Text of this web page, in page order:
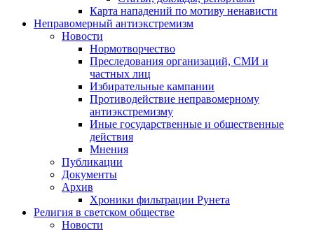
Карта нападений по мотиву ненависти
Неправомерный антиэкстремизм
Новости
Нормотворчество
Преследования организаций, СМИ и
частных лиц
Избирательные кампании
Противодействие неправомерному
антиэкстремизму
Иные государственные и общественные
действия
Мнения
Публикации
Документы
Архив
Хроники фильтрации Рунета
Религия в светском обществе
Новости